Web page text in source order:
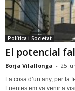
Política i Societat
El potencial
Borja Vilallonga - 25
Fa cosa d’un any, per la
Fuentes em va venir a